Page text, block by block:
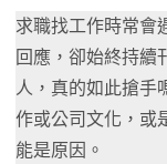
求職找工作時常會
回應，卻始終持續
人，真的如此搶手
作或公司文化，或
能是原因。